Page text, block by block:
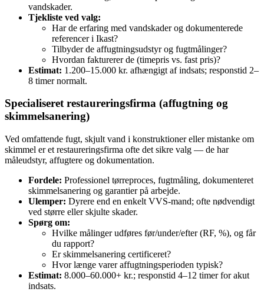
vandskader.
Tjekliste ved valg:
Har de erfaring med vandskader og dokumenterede
referencer i Ikast?
Tilbyder de affugtningsudstyr og fugtmålinger?
Hvordan fakturerer de (timepris vs. fast pris)?
Estimat: 1.200–15.000 kr. afhængigt af indsats; responstid 2–
8 timer normalt.
Specialiseret restaureringsfirma (affugtning og
skimmelsanering)
Ved omfattende fugt, skjult vand i konstruktioner eller mistanke om
skimmel er et restaureringsfirma ofte det sikre valg — de har
måleudstyr, affugtere og dokumentation.
Fordele: Professionel tørreproces, fugtmåling, dokumenteret
skimmelsanering og garantier på arbejde.
Ulemper: Dyrere end en enkelt VVS‑mand; ofte nødvendigt
ved større eller skjulte skader.
Spørg om:
Hvilke målinger udføres før/under/efter (RF, %), og får
du rapport?
Er skimmelsanering certificeret?
Hvor længe varer affugtningsperioden typisk?
Estimat: 8.000–60.000+ kr.; responstid 4–12 timer for akut
indsats.